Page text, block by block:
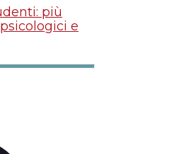
più
e